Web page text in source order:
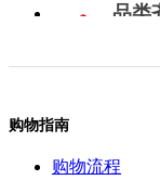
品类
购物指南
购物流程